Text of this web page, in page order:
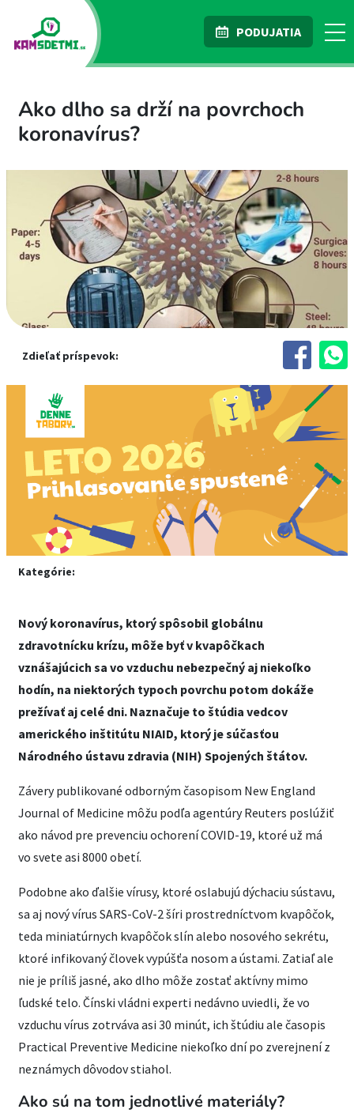
PODUJATIA
Ako dlho sa drží na povrchoch
koronavírus?
Zdieľať príspevok:
Kategórie:
Nový koronavírus, ktorý spôsobil globálnu
zdravotnícku krízu, môže byť v kvapôčkach
vznášajúcich sa vo vzduchu nebezpečný aj niekoľko
hodín, na niektorých typoch povrchu potom dokáže
prežívať aj celé dni. Naznačuje to štúdia vedcov
amerického inštitútu NIAID, ktorý je súčasťou
Národného ústavu zdravia (NIH) Spojených štátov.
Závery publikované odborným časopisom New England
Journal of Medicine môžu podľa agentúry Reuters poslúžiť
ako návod pre prevenciu ochorení COVID-19, ktoré už má
vo svete asi 8000 obetí.
Podobne ako ďalšie vírusy, ktoré oslabujú dýchaciu sústavu,
sa aj nový vírus SARS-CoV-2 šíri prostredníctvom kvapôčok,
teda miniatúrnych kvapôčok slín alebo nosového sekrétu,
ktoré infikovaný človek vypúšťa nosom a ústami. Zatiaľ ale
nie je príliš jasné, ako dlho môže zostať aktívny mimo
ľudské telo. Čínski vládni experti nedávno uviedli, že vo
vzduchu vírus zotrváva asi 30 minút, ich štúdiu ale časopis
Practical Preventive Medicine niekoľko dní po zverejnení z
neznámych dôvodov stiahol.
Ako sú na tom jednotlivé materiály?